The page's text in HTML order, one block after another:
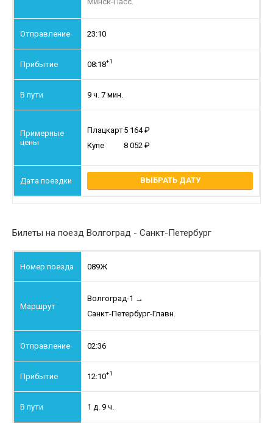
23:10
08:18+1
9 ч. 7 мин.
Плацкарт5 164
Купе
8 052
ВЫБРАТЬ ДАТУ
Билеты на поезд Волгоград - Санкт-Петербург
089Ж
Волгоград-1 →
Санкт-Петербург-Главн.
02:36
12:10+1
1 д. 9 ч.